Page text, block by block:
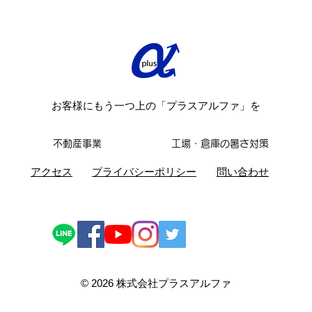
お客様にもう一つ上の「プラスアルファ」を
不動産事業 工場・倉庫の暑さ対策
​アクセス ​プライバシーポリシー 問い合わせ
© 2026 株式会社プラスアルファ